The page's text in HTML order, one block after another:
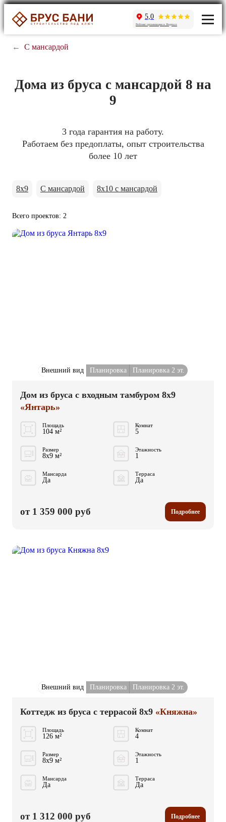
5,0
Рейтинг организации в Яндексе
← С мансардой
Дома из бруса с мансардой 8 на
9
3 года гарантия на работу.
Работаем без предоплаты, опыт строительства
более 10 лет
8x9 С мансардой 8x10 с мансардой
Всего проектов: 2
Внешний вид Планировка Планировка 2 эт.
Дом из бруса с входным тамбуром 8x9
«Янтарь»
Площадь
104 м²
Комнат
5
Размер
8x9 м²
Этажность
1
Мансарда
Да
Терраса
Да
от 1 359 000 руб Подробнее
Внешний вид Планировка Планировка 2 эт.
Коттедж из бруса с террасой 8x9 «Княжна»
Площадь
126 м²
Комнат
4
Размер
8x9 м²
Этажность
1
Мансарда
Да
Терраса
Да
от 1 312 000 руб Подробнее